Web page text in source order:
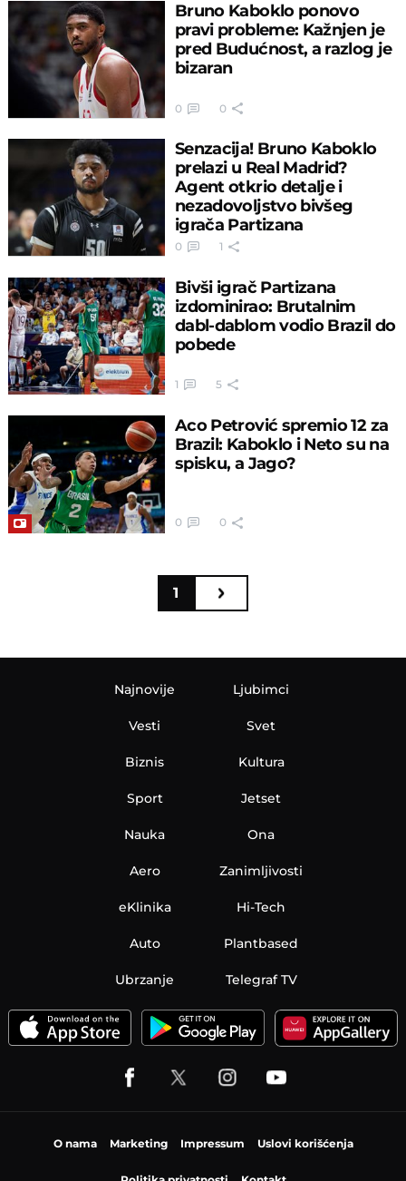
Bruno Kaboklo ponovo
pravi probleme: Kažnjen je
pred Budućnost, a razlog je
bizaran
0 0
Senzacija! Bruno Kaboklo
prelazi u Real Madrid?
Agent otkrio detalje i
nezadovoljstvo bivšeg
igrača Partizana
0 1
Bivši igrač Partizana
izdominirao: Brutalnim
dabl-dablom vodio Brazil do
pobede
1 5
Aco Petrović spremio 12 za
Brazil: Kaboklo i Neto su na
spisku, a Jago?
0 0
1
Najnovije
Vesti
Biznis
Sport
Nauka
Aero
Ljubimci
Svet
Kultura
Jetset
Ona
Zanimljivosti
eKlinika Hi-Tech
Auto Plantbased
Ubrzanje Telegraf TV
O nama Marketing Impressum Uslovi korišćenja